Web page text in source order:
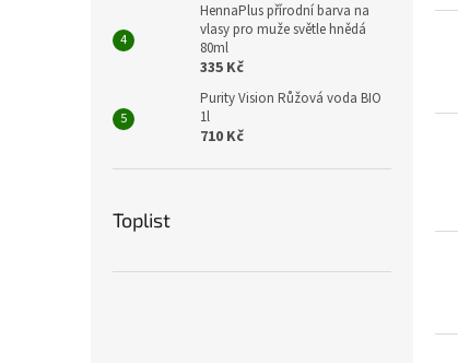
HennaPlus přírodní barva na
vlasy pro muže světle hnědá
80ml
335 Kč
Purity Vision Růžová voda BIO
1l
710 Kč
Toplist